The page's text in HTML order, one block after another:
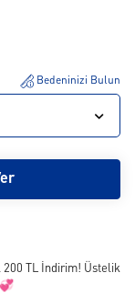
Bedeninizi Bulun
200 TL İndirim! Üstelik